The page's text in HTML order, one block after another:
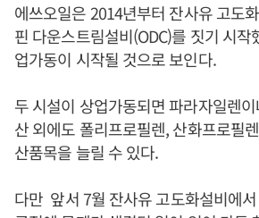
에쓰오일은 2014년부터 잔사유 고도
핀 다운스트림설비(ODC)를 짓기 시작
업가동이 시작될 것으로 보인다.
두 시설이 상업가동되면 파라자일렌
산 외에도 폴리프로필렌, 산화프로필
산품목을 늘릴 수 있다.
다만 앞서 7월 잔사유 고도화설비에